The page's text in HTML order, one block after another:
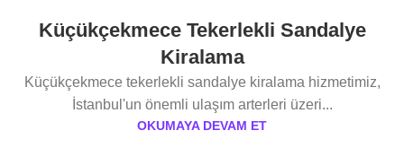
Küçükçekmece Tekerlekli Sandalye
Kiralama
Küçükçekmece tekerlekli sandalye kiralama hizmetimiz,
İstanbul'un önemli ulaşım arterleri üzeri...
OKUMAYA DEVAM ET